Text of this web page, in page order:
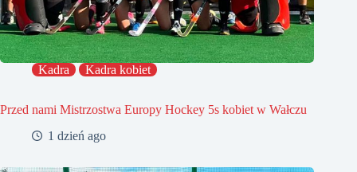
Kadra Kadra kobiet
Przed nami Mistrzostwa Europy Hockey 5s kobiet w Wałczu
1 dzień ago